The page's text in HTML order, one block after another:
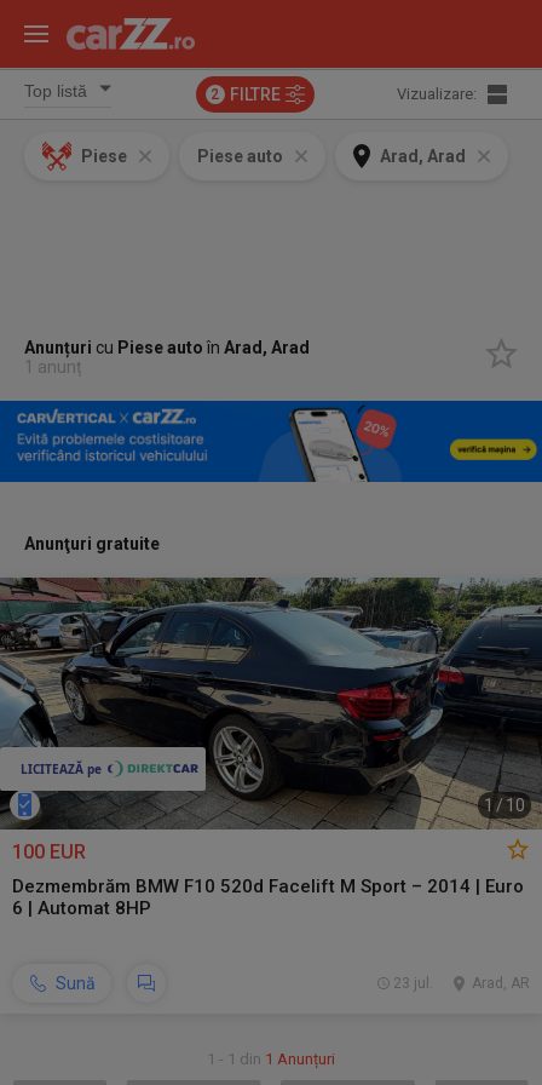
2 FILTRE Vizualizare:
Piese Piese auto Arad, Arad
Anunțuri cu Piese autoînArad, Arad
1 anunț
Anunţuri gratuite
1 / 10
100 EUR
Dezmembrăm BMW F10 520d Facelift M Sport – 2014 | Euro
6 | Automat 8HP
Sună Arad, AR
23 jul.
1 - 1 din 1 Anunțuri